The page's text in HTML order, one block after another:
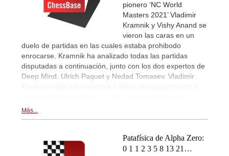
pionero ‘NC World
Masters 2021’ Vladimir
Kramnik y Vishy Anand se
vieron las caras en un
duelo de partidas en las cuales estaba prohibodo
enrocarse. Kramnik ha analizado todas las partidas
disputadas a continuación, junto con los dos expertos de
Deep Mind, Ulrich Paquet y Nedad Tomasev. Vladimir
Más...
Patafísica de Alpha Zero:
0 1 1 2 3 5 8 13 21…